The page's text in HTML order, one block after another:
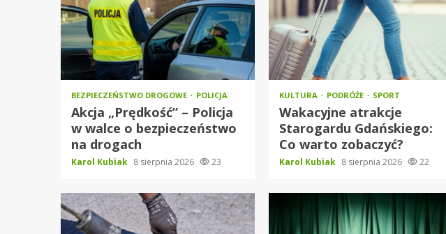
BEZPIECZEŃSTWO DROGOWE POLICJA
Akcja „Prędkość” – Policja
w walce o bezpieczeństwo
na drogach
Karol Kubiak 8 sierpnia 2026 23
KULTURA PODRÓŻE SPORT
Wakacyjne atrakcje
Starogardu Gdańskiego:
Co warto zobaczyć?
Karol Kubiak 8 sierpnia 2026 22